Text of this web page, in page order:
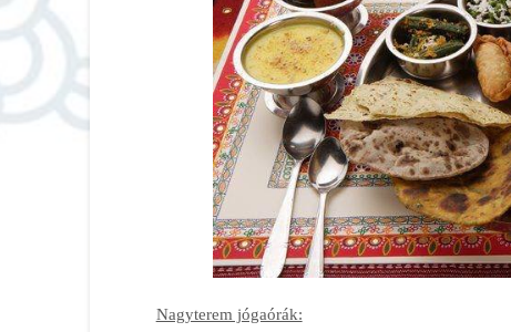
Nagyterem jógaórák: